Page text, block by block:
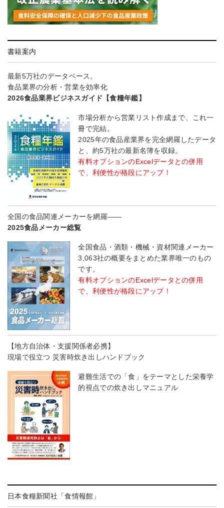
書籍案内
最新5万社のデータベース。
食品業界の分析・営業を効率化
2026食品業界ビジネスガイド【食糧年鑑】
市場分析から営業リスト作成まで、これ一
冊で完結。
2025年の食品産業界を完全網羅したデータ
と、約5万社の最新名簿を収録。
有料オプションのExcelデータとの併用
で、利便性が格段にアップ！
全国の食品関連メーカーを網羅――
2025食品メーカー総覧
全国食品・酒類・機械・資材関連メーカー
3,063社の概要をまとめた業界唯一のもの
です。
有料オプションのExcelデータとの併用
で、利便性が格段にアップ！
【地方自治体・支援関係者必携】
現場で役立つ 災害時炊き出しハンドブック
避難生活での「食」をテーマとした栄養学
的視点での炊き出しマニュアル
日本食糧新聞社「食情報館」